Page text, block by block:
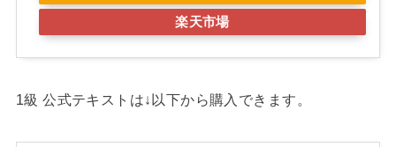
楽天市場
1級 公式テキストは↓以下から購入できます。